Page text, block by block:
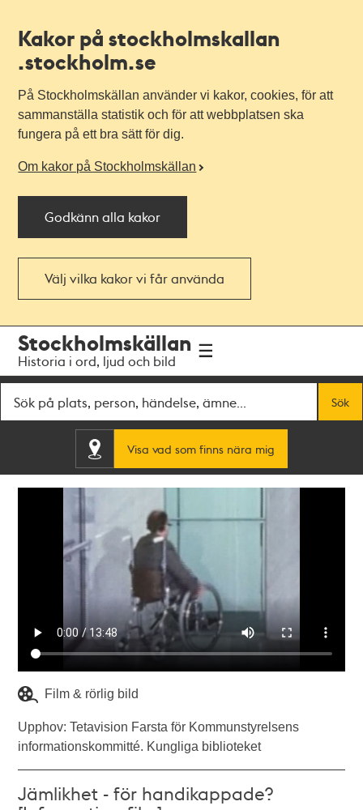
Kakor på stockholmskallan
.stockholm.se
På Stockholmskällan använder vi kakor, cookies, för att
sammanställa statistik och för att webbplatsen ska
fungera på ett bra sätt för dig.
Om kakor på Stockholmskällan
Godkänn alla kakor
Välj vilka kakor vi får använda
navigationen
huvudinnehållet
Stockholmskällan
Historia i ord, ljud och bild
Sök
Visa vad som finns nära mig
Film & rörlig bild
Upphov: Tetavision Farsta för Kommunstyrelsens
informationskommitté. Kungliga biblioteket
Jämlikhet - för handikappade?